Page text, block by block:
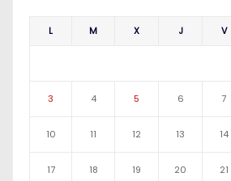
L M X J V
3 4 5 6 7
10 11 12 13 14
17 18 19 20 21